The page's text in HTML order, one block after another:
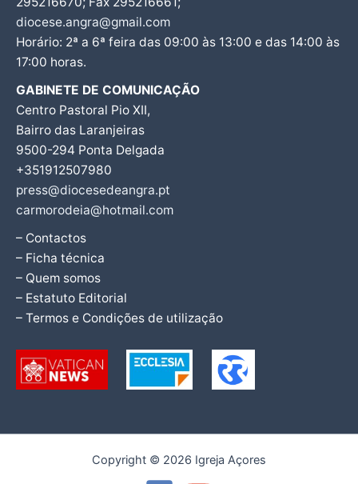
diocese.angra@gmail.com
Horário: 2ª a 6ª feira das 09:00 às 13:00 e das 14:00 às
17:00 horas.
GABINETE DE COMUNICAÇÃO
Centro Pastoral Pio XII,
Bairro das Laranjeiras
9500-294 Ponta Delgada
+351912507980
press@diocesedeangra.pt
carmorodeia@hotmail.com
– Contactos
– Ficha técnica
– Quem somos
– Estatuto Editorial
– Termos e Condições de utilização
Copyright © 2026 Igreja Açores